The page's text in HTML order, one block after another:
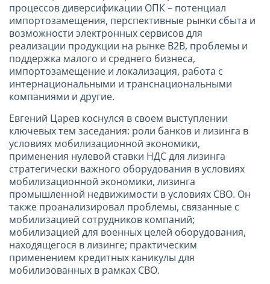
процессов диверсификации ОПК – потенциал
импортозамещения, перспективные рынки сбыта и
возможности электронных сервисов для
реализации продукции на рынке B2B, проблемы и
поддержка малого и среднего бизнеса,
импортозамещение и локализация, работа с
интернациональными и транснациональными
компаниями и другие.
Евгений Царев коснулся в своем выступлении
ключевых тем заседания: роли банков и лизинга в
условиях мобилизационной экономики,
применения нулевой ставки НДС для лизинга
стратегически важного оборудования в условиях
мобилизационной экономики, лизинга
промышленной недвижимости в условиях СВО. Он
также проанализировал проблемы, связанные с
мобилизацией сотрудников компаний;
мобилизацией для военных целей оборудования,
находящегося в лизинге; практическим
применением кредитных каникулы для
мобилизованных в рамках СВО.